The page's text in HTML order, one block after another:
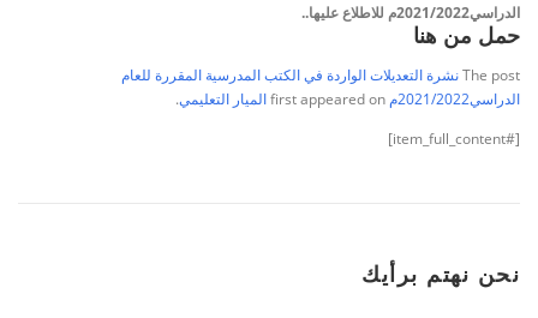
الدراسي2021/2022م للاطلاع عليها..
حمل من هنا
The postنشرة التعديلات الواردة في الكتب المدرسية المقررة للعام
الدراسي2021/2022م
الميار التعليمي.
[#item_full_content]
نحن نهتم برأيك